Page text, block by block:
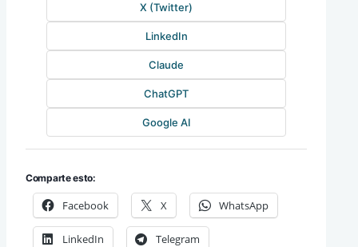
X (Twitter)
LinkedIn
Claude
ChatGPT
Google AI
Comparte esto:
Facebook X WhatsApp
LinkedIn Telegram